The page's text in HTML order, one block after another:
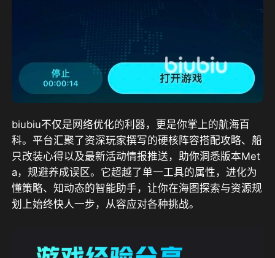
biubiu不仅是网络优化的利器，更是你掌上的航海百
科。平台汇聚了资深玩家撰写的硬核阵容搭配攻略、船
只改装心得以及最新活动情报推送，助你洞悉版本Met
a，规避养成误区。它超越了单一工具的属性，进化为
懂策略、知动态的智能助手，让你在海图探索与资源规
划上始终快人一步，从容应对各种挑战。